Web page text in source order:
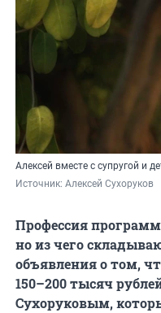
Алексей вместе с супругой и
Источник: Алексей Сухоруков
Профессия
но из чего
объявления о том,
150–200 тысяч
Сухоруковым,